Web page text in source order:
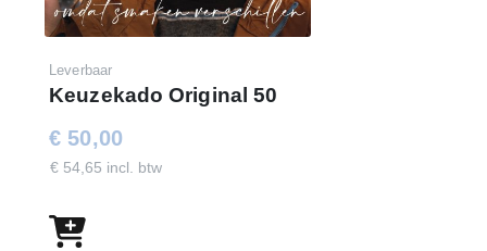
Leverbaar
Keuzekado Original 50
€ 50,00
€ 54,65 incl. btw